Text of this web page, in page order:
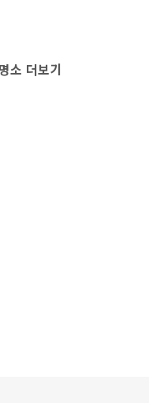
소 더보기